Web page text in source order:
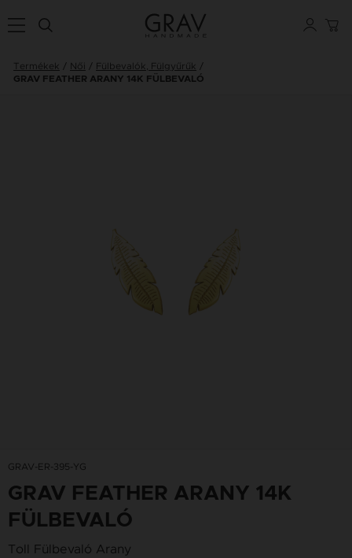
Termékek Női Fülbevalók, Fülgyűrűk
GRAV FEATHER ARANY 14K FÜLBEVALÓ
GRAV-ER-395-YG
GRAV FEATHER ARANY 14K
FÜLBEVALÓ
Toll Fülbevaló Arany